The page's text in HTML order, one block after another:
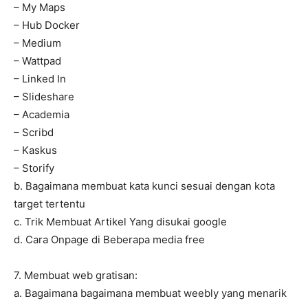
– My Maps
– Hub Docker
– Medium
– Wattpad
– Linked In
– Slideshare
– Academia
– Scribd
– Kaskus
– Storify
b. Bagaimana membuat kata kunci sesuai dengan kota
target tertentu
c. Trik Membuat Artikel Yang disukai google
d. Cara Onpage di Beberapa media free
7. Membuat web gratisan:
a. Bagaimana bagaimana membuat weebly yang menarik